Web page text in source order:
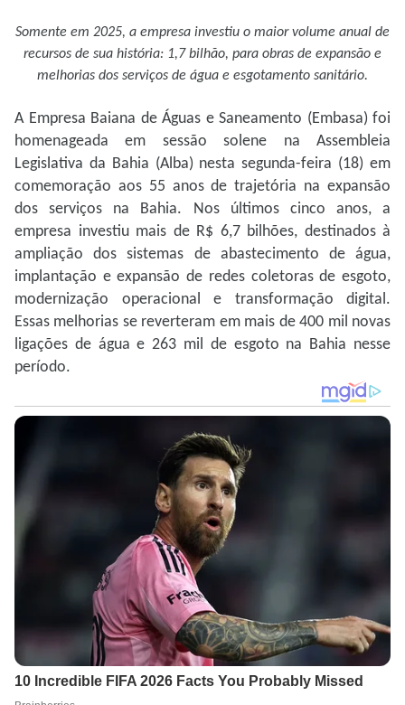
Somente em 2025, a empresa investiu o maior volume anual de
recursos de sua história: 1,7 bilhão, para obras de expansão e
melhorias dos serviços de água e esgotamento sanitário.
A Empresa Baiana de Águas e Saneamento (Embasa) foi
homenageada em sessão solene na Assembleia
Legislativa da Bahia (Alba) nesta segunda-feira (18) em
comemoração aos 55 anos de trajetória na expansão
dos serviços na Bahia. Nos últimos cinco anos, a
empresa investiu mais de R$ 6,7 bilhões, destinados à
ampliação dos sistemas de abastecimento de água,
implantação e expansão de redes coletoras de esgoto,
modernização operacional e transformação digital.
Essas melhorias se reverteram em mais de 400 mil novas
ligações de água e 263 mil de esgoto na Bahia nesse
período.